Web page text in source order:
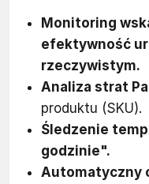
Monitoring
efektywność
rzeczywistym.
Analiza strat
produktu (SKU).
Śledzenie
godzinie".
Automatyczny